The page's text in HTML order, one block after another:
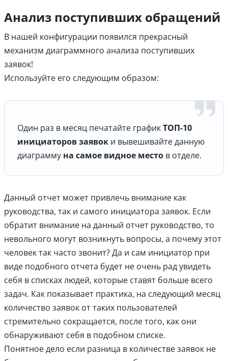
Анализ поступивших обращений
В нашей конфигурации появился прекрасный
механизм диаграммного анализа поступивших
заявок!
Используйте его следующим образом:
Один раз в месяц печатайте графикТОП-10
инициаторов заявок и вывешивайте данную
диаграмму на самое видное место в отделе.
Данный отчет может привлечь внимание как
руководства, так и самого инициатора заявок. Если
обратит внимание на данный отчет руководство, то
невольного могут возникнуть вопросы, а почему этот
человек так часто звонит? Да и сам инициатор при
виде подобного отчета будет не очень рад увидеть
себя в списках людей, которые ставят больше всего
задач. Как показывает практика, на следующий месяц
количество заявок от таких пользователей
стремительно сокращается, после того, как они
обнаруживают себя в подобном списке.
Понятное дело если разница в количестве заявок не